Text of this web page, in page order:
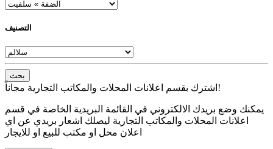
التصنيف
بحث
اشترك بقسم اعلانات المحلات والمكاتب التجارية مجاناً!
يمكنك وضع بريدك الالكتروني في القائمة البريدية الخاصة في قسم
اعلانات المحلات والمكاتب التجارية ليصلك اشعار بريدي عن اي
اعلان محل او مكتب للبيع او للايجار